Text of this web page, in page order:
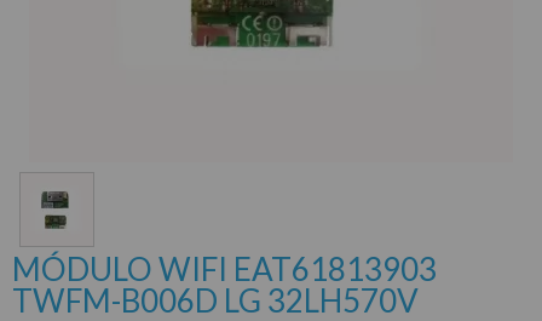
MÓDULO WIFI EAT61813903
TWFM-B006D LG 32LH570V